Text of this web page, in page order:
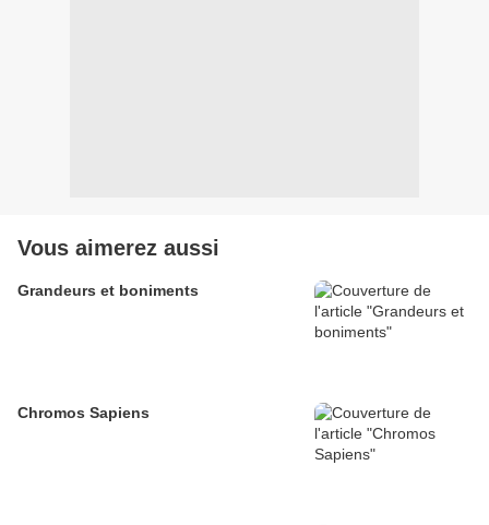
Vous aimerez aussi
Grandeurs et boniments
Chromos Sapiens